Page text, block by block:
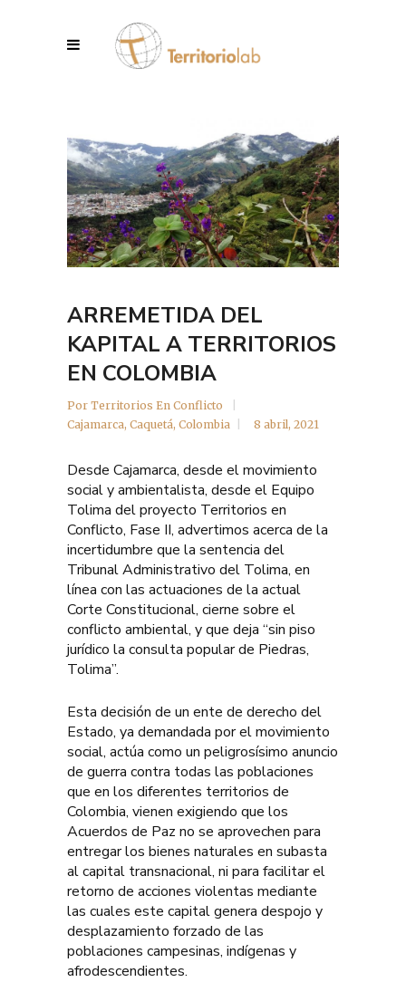
ARREMETIDA DEL
KAPITAL A TERRITORIOS
EN COLOMBIA
Por Territorios En Conflicto
Cajamarca, Caquetá, Colombia 8 abril, 2021
Desde Cajamarca, desde el movimiento
social y ambientalista, desde el Equipo
Tolima del proyecto Territorios en
Conflicto, Fase II, advertimos acerca de la
incertidumbre que la sentencia del
Tribunal Administrativo del Tolima, en
línea con las actuaciones de la actual
Corte Constitucional, cierne sobre el
conflicto ambiental, y que deja “sin piso
jurídico la consulta popular de Piedras,
Tolima”.
Esta decisión de un ente de derecho del
Estado, ya demandada por el movimiento
social, actúa como un peligrosísimo anuncio
de guerra contra todas las poblaciones
que en los diferentes territorios de
Colombia, vienen exigiendo que los
Acuerdos de Paz no se aprovechen para
entregar los bienes naturales en subasta
al capital transnacional, ni para facilitar el
retorno de acciones violentas mediante
las cuales este capital genera despojo y
desplazamiento forzado de las
poblaciones campesinas, indígenas y
afrodescendientes.